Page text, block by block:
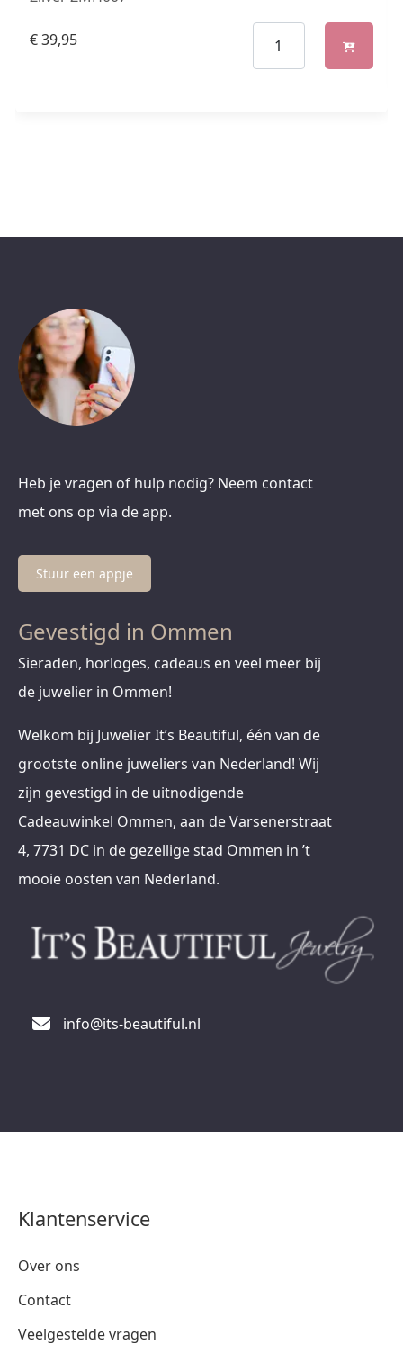
€39,95
Heb je vragen of hulp nodig? Neem contact
met ons op via de app.
Stuur een appje
Gevestigd in Ommen
Sieraden, horloges, cadeaus en veel meer bij
de juwelier in Ommen!
Welkom bij Juwelier It’s Beautiful, één van de
grootste online juweliers van Nederland! Wij
zijn gevestigd in de uitnodigende
Cadeauwinkel Ommen, aan de Varsenerstraat
4, 7731 DC in de gezellige stad Ommen in ’t
mooie oosten van Nederland.
info@its-beautiful.nl
Klantenservice
Over ons
Contact
Veelgestelde vragen